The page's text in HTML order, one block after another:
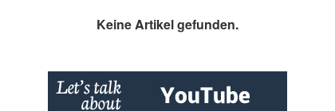
Keine Artikel gefunden.